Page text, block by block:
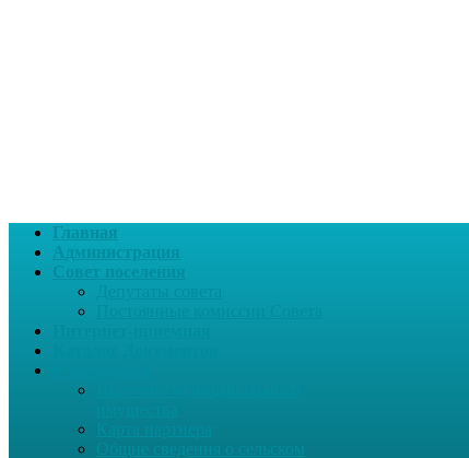
Главная
Администрация